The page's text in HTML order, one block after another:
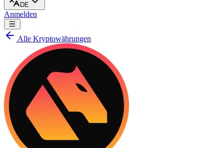
DE
Anmelden
Alle Kryptowährungen